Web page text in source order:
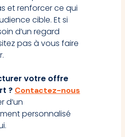
et renforcer ce qui
cible. Et si
d’un regard
pas à vous faire
votre offre
? Contactez-nous
d’un
personnalisé